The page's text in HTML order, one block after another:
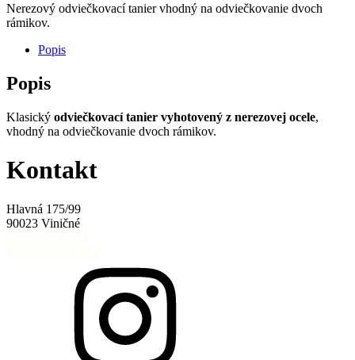
Nerezový odviečkovací tanier vhodný na odviečkovanie dvoch
rámikov.
Popis
Popis
Klasický odviečkovací tanier vyhotovený z nerezovej ocele,
vhodný na odviečkovanie dvoch rámikov.
Kontakt
Hlavná 175/99
90023 Viničné